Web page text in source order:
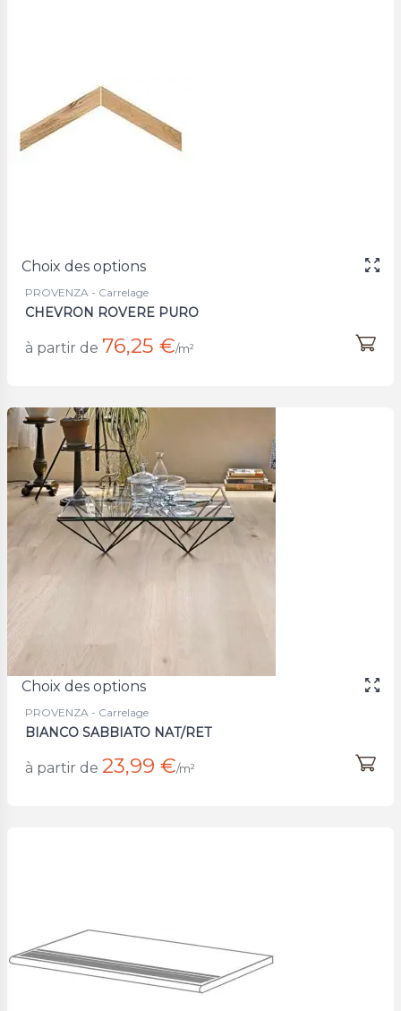
Choix des options
PROVENZA - Carrelage
CHEVRON ROVERE PURO
à partir de 76,25 €/m²
Choix des options
PROVENZA - Carrelage
BIANCO SABBIATO NAT/RET
à partir de 23,99 €/m²